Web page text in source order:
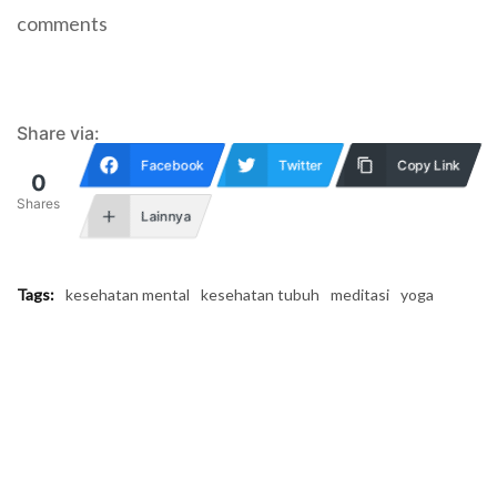
comments
Share via:
0
Shares
Facebook Twitter Copy Link
Lainnya
Tags: kesehatan mental kesehatan tubuh meditasi yoga